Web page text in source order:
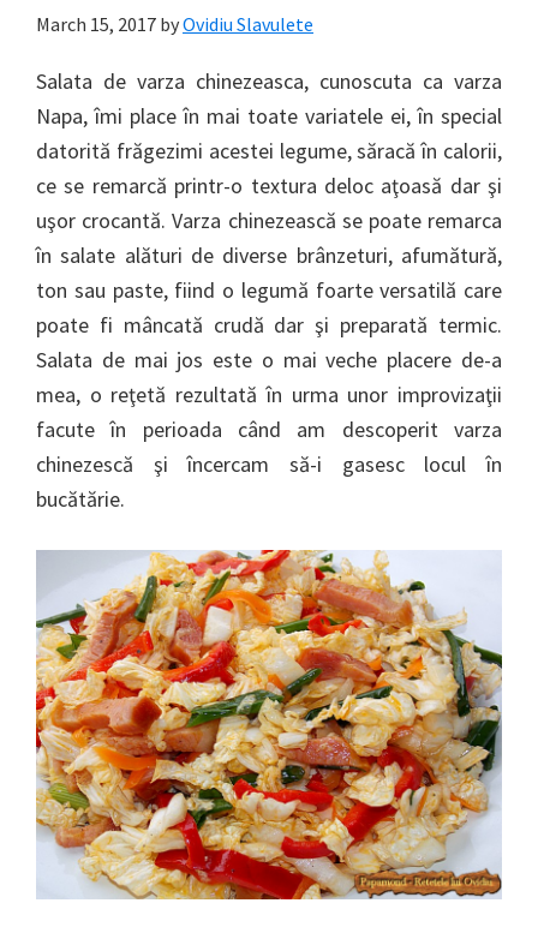
March 15, 2017 byOvidiu Slavulete
Salata de varza chinezeasca, cunoscuta ca varza
Napa, îmi place în mai toate variatele ei, în special
datorită frăgezimi acestei legume, săracă în calorii,
ce se remarcă printr-o textura deloc aţoasă dar şi
uşor crocantă. Varza chinezească se poate remarca
în salate alături de diverse brânzeturi, afumătură,
ton sau paste, fiind o legumă foarte versatilă care
poate fi mâncată crudă dar şi preparată termic.
Salata de mai jos este o mai veche placere de-a
mea, o reţetă rezultată în urma unor improvizaţii
facute în perioada când am descoperit varza
chinezescă şi încercam să-i gasesc locul în
bucătărie.